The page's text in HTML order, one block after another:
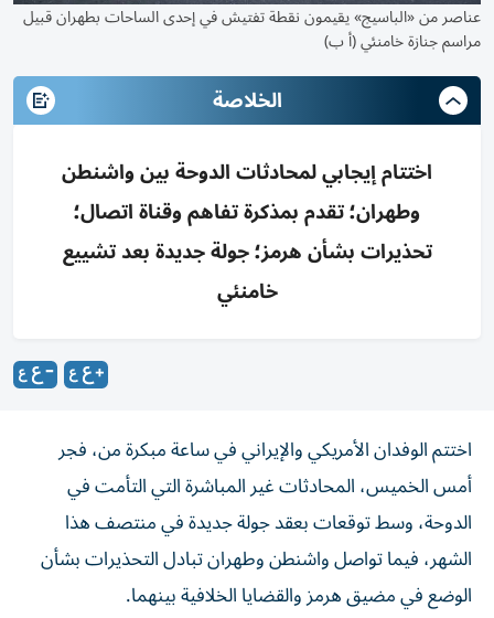
عناصر من «الباسيج» يقيمون نقطة تفتيش في إحدى الساحات بطهران قبيل
مراسم جنازة خامنئي (أ ب)
الخلاصة
اختتام إيجابي لمحادثات الدوحة بين واشنطن
وطهران؛ تقدم بمذكرة تفاهم وقناة اتصال؛
تحذيرات بشأن هرمز؛ جولة جديدة بعد تشييع
خامنئي
اختتم الوفدان الأمريكي والإيراني في ساعة مبكرة من، فجر
أمس الخميس، المحادثات غير المباشرة التي التأمت في
الدوحة، وسط توقعات بعقد جولة جديدة في منتصف هذا
الشهر، فيما تواصل واشنطن وطهران تبادل التحذيرات بشأن
الوضع في مضيق هرمز والقضايا الخلافية بينهما.